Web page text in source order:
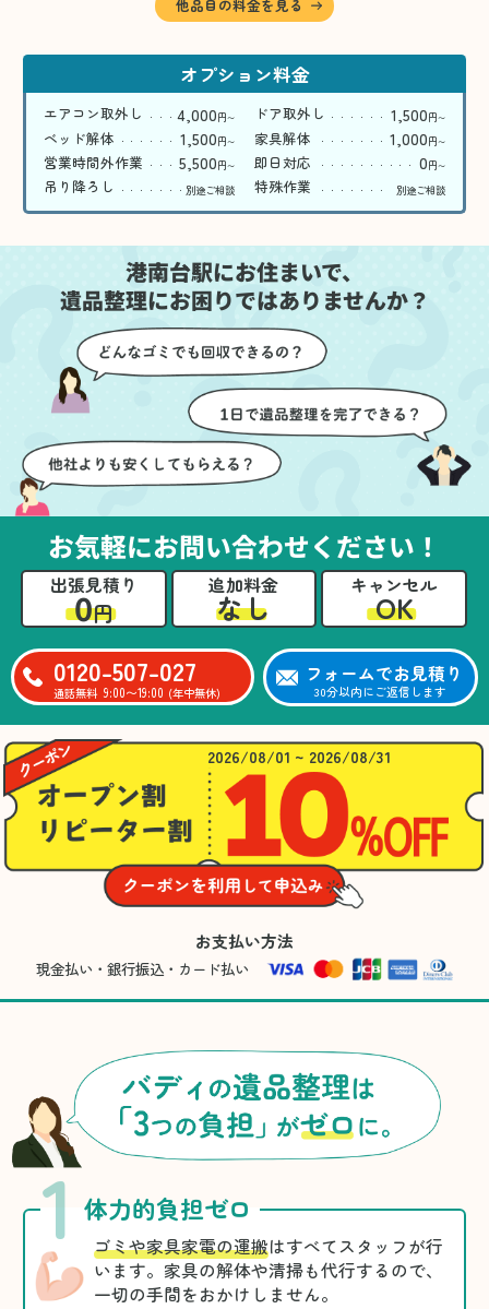
他品目の料金を見る
オプション料金
エアコン取外し 4,000円〜 ドア取外し 1,500円〜
ベッド解体 1,500円〜 家具解体 1,000円〜
営業時間外作業 5,500円〜 即日対応 0円〜
吊り降ろし 別途ご相談 特殊作業 別途ご相談
港南台駅にお住まいで、
遺品整理にお困りではありませんか？
お気軽にお問い合わせください！
出張見積り
0円
追加料金
なし
キャンセル
OK
0120-507-027
通話無料 9:00〜19:00 (年中無休)
フォームでお見積り
30分以内にご返信します
2026/08/01 ~ 2026/08/31
お支払い方法
現金払い・銀行振込・カード払い
1 体力的負担ゼロ
ゴミや家具家電の運搬はすべてスタッフが行
います。家具の解体や清掃も代行するので、
一切の手間をおかけしません。